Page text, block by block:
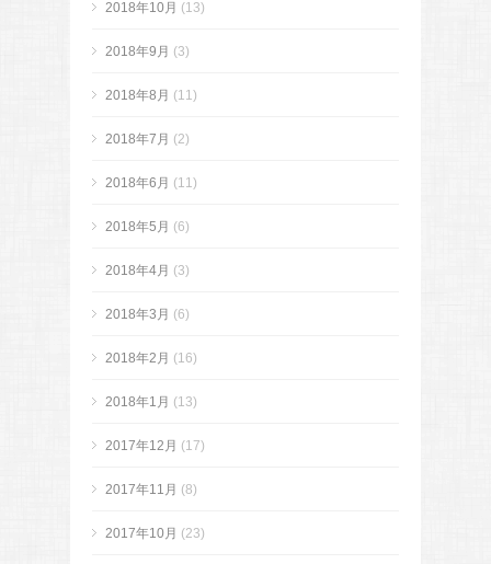
2018年10月 (13)
2018年9月 (3)
2018年8月 (11)
2018年7月 (2)
2018年6月 (11)
2018年5月 (6)
2018年4月 (3)
2018年3月 (6)
2018年2月 (16)
2018年1月 (13)
2017年12月 (17)
2017年11月 (8)
2017年10月 (23)